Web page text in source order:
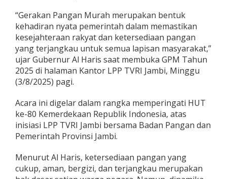
i
s
T
a
r
g
e
t
n
n
f
l
s
T
“Gerakan Pangan Murah merupakan bentuk
kehadiran nyata pemerintah dalam memastikan
kesejahteraan rakyat dan ketersediaan pangan
yang terjangkau untuk semua lapisan masyarakat,”
ujar Gubernur Al Haris saat membuka GPM Tahun
2025 di halaman Kantor LPP TVRI Jambi, Minggu
(3/8/2025) pagi.
Acara ini digelar dalam rangka memperingati HUT
ke-80 Kemerdekaan Republik Indonesia, atas
inisiasi LPP TVRI Jambi bersama Badan Pangan dan
Pemerintah Provinsi Jambi.
Menurut Al Haris, ketersediaan pangan yang
cukup, aman, bergizi, dan terjangkau merupakan